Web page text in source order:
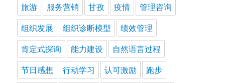
旅游
服务营销 甘孜 疫情
管理咨询
组织发展
组织诊断模型
绩效管理
肯定式探询
能力建设
自然语言过程
节日感想
行动学习 认可激励
跑步